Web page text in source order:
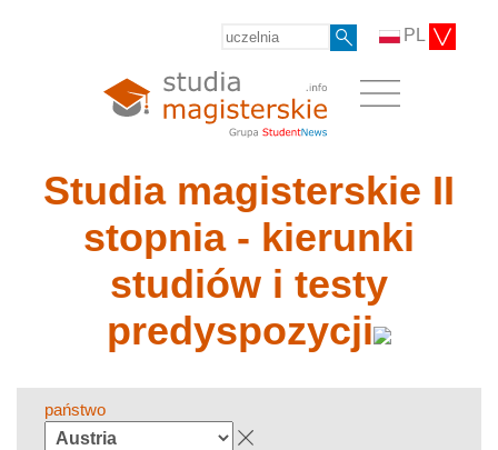
PL
Studia magisterskie II
stopnia - kierunki
studiów i testy
predyspozycji
państwo